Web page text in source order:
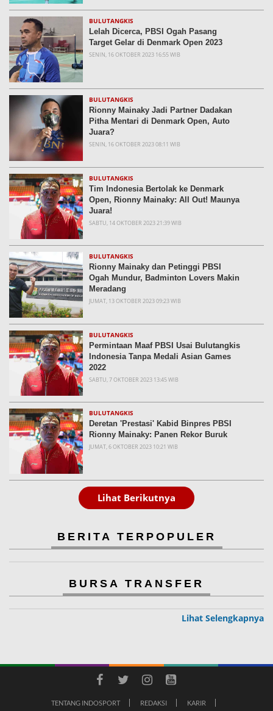
BULUTANGKIS
Lelah Dicerca, PBSI Ogah Pasang
Target Gelar di Denmark Open 2023
SENIN, 16 OKTOBER 2023 16:55 WIB
BULUTANGKIS
Rionny Mainaky Jadi Partner Dadakan
Pitha Mentari di Denmark Open, Auto
Juara?
SENIN, 16 OKTOBER 2023 08:11 WIB
BULUTANGKIS
Tim Indonesia Bertolak ke Denmark
Open, Rionny Mainaky: All Out! Maunya
Juara!
SABTU, 14 OKTOBER 2023 21:39 WIB
BULUTANGKIS
Rionny Mainaky dan Petinggi PBSI
Ogah Mundur, Badminton Lovers Makin
Meradang
JUMAT, 13 OKTOBER 2023 09:23 WIB
BULUTANGKIS
Permintaan Maaf PBSI Usai Bulutangkis
Indonesia Tanpa Medali Asian Games
2022
SABTU, 7 OKTOBER 2023 13:45 WIB
BULUTANGKIS
Deretan 'Prestasi' Kabid Binpres PBSI
Rionny Mainaky: Panen Rekor Buruk
JUMAT, 6 OKTOBER 2023 10:21 WIB
Lihat Berikutnya
BERITA TERPOPULER
BURSA TRANSFER
Lihat Selengkapnya
TENTANG INDOSPORT REDAKSI KARIR